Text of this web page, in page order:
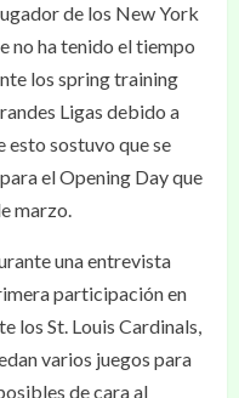
de los New York
no ha tenido el tiempo
los spring training
Ligas debido a
esto sostuvo que se
el Opening Day que
marzo.
una entrevista
participación en
los St. Louis Cardinals,
varios juegos para
de cara al